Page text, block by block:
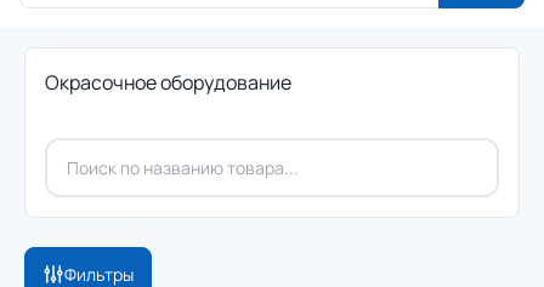
Окрасочное оборудование
Фильтры